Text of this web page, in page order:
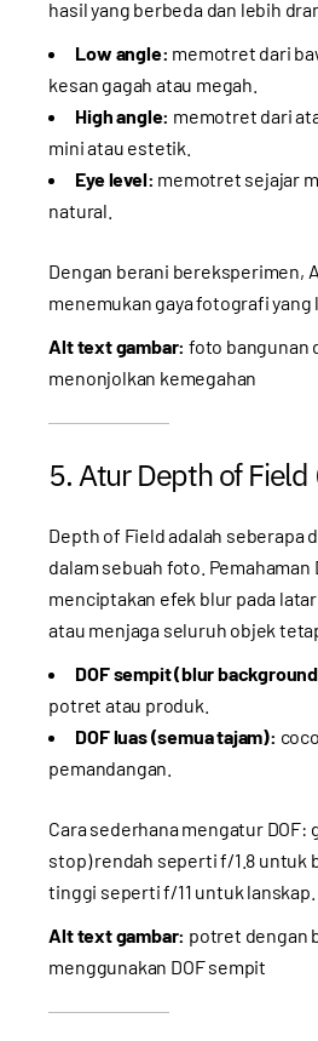
hasil yang berbeda dan lebih
Low angle: memotret dari
kesan gagah atau megah.
High angle: memotret dari
mini atau estetik.
Eye level: memotret sejajar
natural.
Dengan berani bereksperimen,
menemukan gaya fotografi yang
Alt text gambar: foto bangunan
menonjolkan kemegahan
5. Atur Depth of Field
Depth of Field adalah seberapa
dalam sebuah foto. Pemahaman
menciptakan efek blur pada
atau menjaga seluruh objek
DOF sempit (blur
potret atau produk.
DOF luas (semua tajam):
pemandangan.
Cara sederhana mengatur DOF:
stop) rendah seperti f/1.8 untuk
tinggi seperti f/11 untuk lanskap.
Alt text gambar: potret dengan
menggunakan DOF sempit